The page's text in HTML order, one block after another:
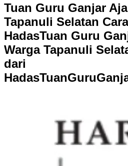
Tuan Guru Ganjar
Tapanuli Selatan
HadasTuan Guru
Warga Tapanuli
dari
HadasTuanGuruGanj